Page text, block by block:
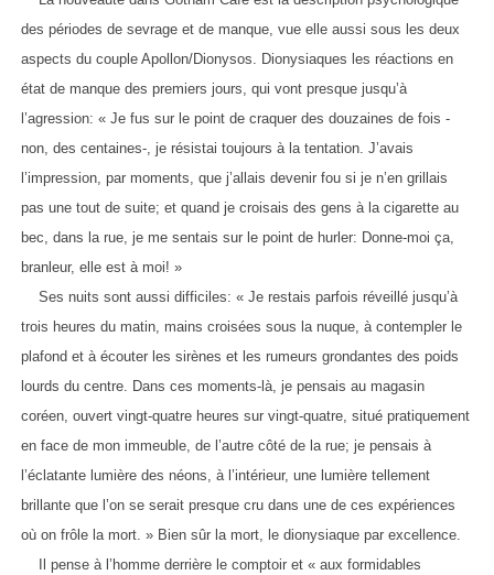
des périodes de sevrage et de manque, vue elle aussi sous les deux
aspects du couple Apollon/Dionysos. Dionysiaques les réactions en
état de manque des premiers jours, qui vont presque jusqu’à
l’agression: « Je fus sur le point de craquer des douzaines de fois -
non, des centaines-, je résistai toujours à la tentation. J’avais
l’impression, par moments, que j’allais devenir fou si je n’en grillais
pas une tout de suite; et quand je croisais des gens à la cigarette au
bec, dans la rue, je me sentais sur le point de hurler: Donne-moi ça,
branleur, elle est à moi! »
Ses nuits sont aussi difficiles: « Je restais parfois réveillé jusqu’à
trois heures du matin, mains croisées sous la nuque, à contempler le
plafond et à écouter les sirènes et les rumeurs grondantes des poids
lourds du centre. Dans ces moments-là, je pensais au magasin
coréen, ouvert vingt-quatre heures sur vingt-quatre, situé pratiquement
en face de mon immeuble, de l’autre côté de la rue; je pensais à
l’éclatante lumière des néons, à l’intérieur, une lumière tellement
brillante que l’on se serait presque cru dans une de ces expériences
où on frôle la mort. » Bien sûr la mort, le dionysiaque par excellence.
Il pense à l’homme derrière le comptoir et « aux formidables